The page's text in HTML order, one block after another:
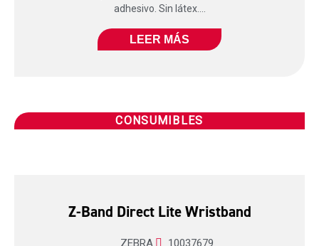
adhesivo. Sin látex....
LEER MÁS
CONSUMIBLES
Z-Band Direct Lite Wristband
ZEBRA 10037679